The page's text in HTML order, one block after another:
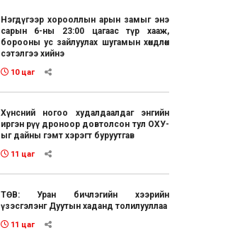
Нэгдүгээр хорооллын арын замыг энэ
сарын 6-ны 23:00 цагаас түр хааж,
борооны ус зайлуулах шугамын хөндлөн
сэтэлгээ хийнэ
10 цаг
Хүнсний ногоо худалдаалдаг энгийн
иргэн рүү дроноор довтолсон тул ОХУ-
ыг дайны гэмт хэрэгт буруутгав
11 цаг
ТӨВ: Уран бичлэгийн хээрийн
үзэсгэлэнг Дуутын хаданд толилууллаа
11 цаг